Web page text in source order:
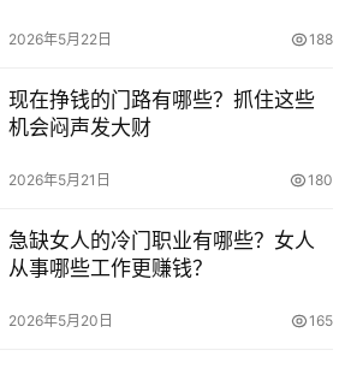
2026年5月22日 188
现在挣钱的门路有哪些？抓住这些
机会闷声发大财
2026年5月21日 180
急缺女人的冷门职业有哪些？女人
从事哪些工作更赚钱？
2026年5月20日 165